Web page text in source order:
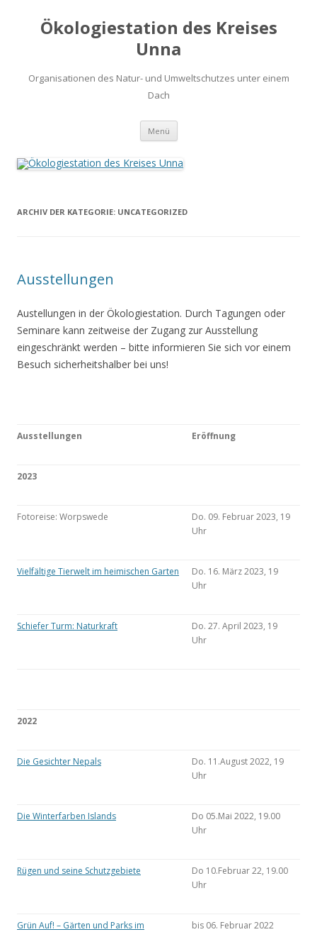
Ökologiestation des Kreises
Unna
Organisationen des Natur- und Umweltschutzes unter einem
Dach
Menü Zum
springen
ARCHIV DER KATEGORIE: UNCATEGORIZED
Ausstellungen
Austellungen in der Ökologiestation. Durch Tagungen oder
Seminare kann zeitweise der Zugang zur Ausstellung
eingeschränkt werden – bitte informieren Sie sich vor einem
Besuch sicherheitshalber bei uns!
Ausstellungen Eröffnung
2023
Fotoreise: Worpswede
Do. 09. Februar 2023, 19
Uhr
Vielfältige Tierwelt im heimischen Garten
Do. 16. März 2023, 19
Uhr
Schiefer Turm: Naturkraft
Do. 27. April 2023, 19
Uhr
2022
Die Gesichter Nepals
Do. 11.August 2022, 19
Uhr
Die Winterfarben Islands
Do 05.Mai 2022, 19.00
Uhr
Rügen und seine Schutzgebiete
Do 10.Februar 22, 19.00
Uhr
Grün Auf! – Gärten und Parks im
bis 06. Februar 2022